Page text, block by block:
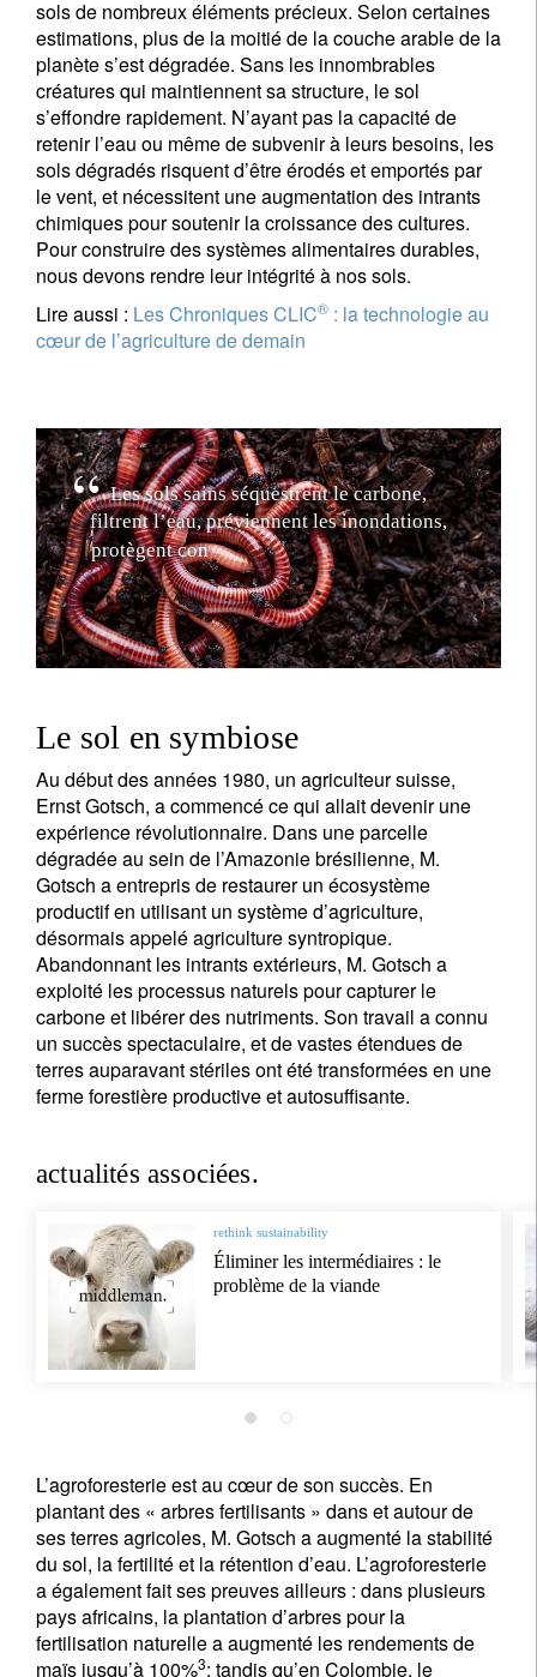
sols de nombreux éléments précieux. Selon certaines
estimations, plus de la moitié de la couche arable de la
planète s’est dégradée. Sans les innombrables
créatures qui maintiennent sa structure, le sol
s’effondre rapidement. N’ayant pas la capacité de
retenir l’eau ou même de subvenir à leurs besoins, les
sols dégradés risquent d’être érodés et emportés par
le vent, et nécessitent une augmentation des intrants
chimiques pour soutenir la croissance des cultures.
Pour construire des systèmes alimentaires durables,
nous devons rendre leur intégrité à nos sols.
Lire aussi : Les Chroniques CLIC® : la technologie au
cœur de l’agriculture de demain
Les sols sains séquestrent le carbone,
filtrent l’eau, préviennent les inondations,
protègent contre la sécheress e, alime n tent
les p
Le sol en symbiose
Au début des années 1980, un agriculteur suisse,
Ernst Gotsch, a commencé ce qui allait devenir une
expérience révolutionnaire. Dans une parcelle
dégradée au sein de l’Amazonie brésilienne, M.
Gotsch a entrepris de restaurer un écosystème
productif en utilisant un système d’agriculture,
désormais appelé agriculture syntropique.
Abandonnant les intrants extérieurs, M. Gotsch a
exploité les processus naturels pour capturer le
carbone et libérer des nutriments. Son travail a connu
un succès spectaculaire, et de vastes étendues de
terres auparavant stériles ont été transformées en une
ferme forestière productive et autosuffisante.
actualités associées.
rethink sustainability
Éliminer les intermédiaires : le
problème de la viande
L’agroforesterie est au cœur de son succès. En
plantant des « arbres fertilisants » dans et autour de
ses terres agricoles, M. Gotsch a augmenté la stabilité
du sol, la fertilité et la rétention d’eau. L’agroforesterie
a également fait ses preuves ailleurs : dans plusieurs
pays africains, la plantation d’arbres pour la
fertilisation naturelle a augmenté les rendements de
maïs jusqu’à 100%3; tandis qu’en Colombie, le